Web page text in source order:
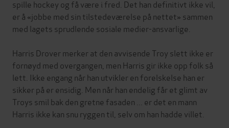
spille hockey og få være i fred. Det han definitivt ikke vil,
er å «jobbe med sin tilstedeværelse på nettet» sammen
med lagets sprudlende sosiale medier-ansvarlige.
Harris Drover merker at den avvisende Troy slett ikke er
fornøyd med overgangen, men Harris gir ikke opp folk så
lett. Ikke engang når han utvikler en forelskelse han er
sikker på er ensidig. Men når han endelig får et glimt av
Troys smil bak den gretne fasaden ... er det en mann
Harris ikke kan snu ryggen til, selv om han hadde villet.